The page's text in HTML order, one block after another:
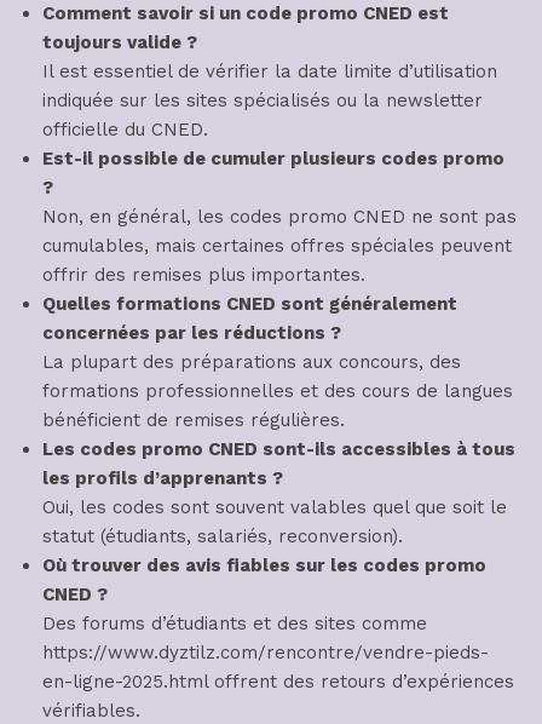
Comment savoir si un code promo CNED est
toujours valide ?
Il est essentiel de vérifier la date limite d’utilisation
indiquée sur les sites spécialisés ou la newsletter
officielle du CNED.
Est-il possible de cumuler plusieurs codes promo
?
Non, en général, les codes promo CNED ne sont pas
cumulables, mais certaines offres spéciales peuvent
offrir des remises plus importantes.
Quelles formations CNED sont généralement
concernées par les réductions ?
La plupart des préparations aux concours, des
formations professionnelles et des cours de langues
bénéficient de remises régulières.
Les codes promo CNED sont-ils accessibles à tous
les profils d’apprenants ?
Oui, les codes sont souvent valables quel que soit le
statut (étudiants, salariés, reconversion).
Où trouver des avis fiables sur les codes promo
CNED ?
Des forums d’étudiants et des sites comme
https://www.dyztilz.com/rencontre/vendre-pieds-
en-ligne-2025.html offrent des retours d’expériences
vérifiables.